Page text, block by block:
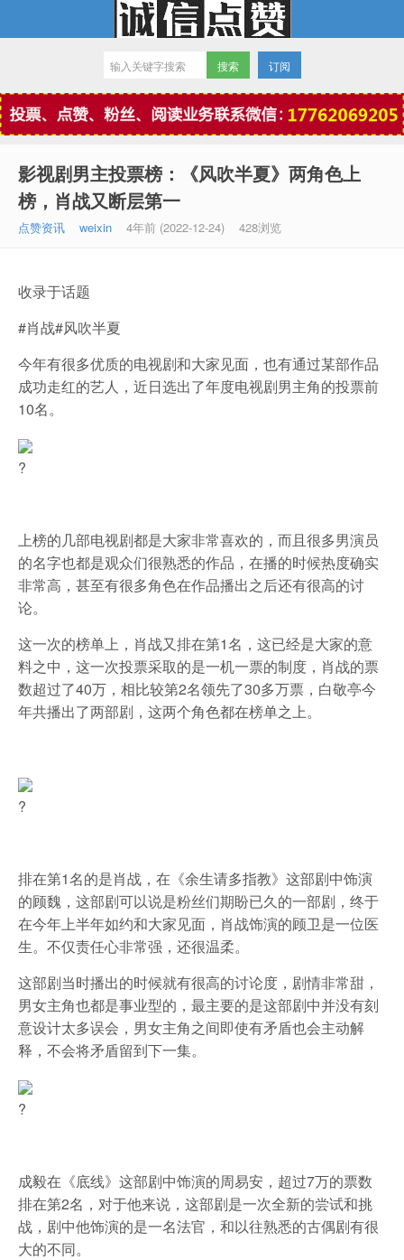
微信点赞
订阅
影视剧男主投票榜：《风吹半夏》两角色上
榜，肖战又断层第一
点赞资讯 weixin 4年前 (2022-12-24) 428浏览
收录于话题
#肖战#风吹半夏
今年有很多优质的电视剧和大家见面，也有通过某部作品
成功走红的艺人，近日选出了年度电视剧男主角的投票前
10名。
?
上榜的几部电视剧都是大家非常喜欢的，而且很多男演员
的名字也都是观众们很熟悉的作品，在播的时候热度确实
非常高，甚至有很多角色在作品播出之后还有很高的讨
论。
这一次的榜单上，肖战又排在第1名，这已经是大家的意
料之中，这一次投票采取的是一机一票的制度，肖战的票
数超过了40万，相比较第2名领先了30多万票，白敬亭今
年共播出了两部剧，这两个角色都在榜单之上。
?
排在第1名的是肖战，在《余生请多指教》这部剧中饰演
的顾魏，这部剧可以说是粉丝们期盼已久的一部剧，终于
在今年上半年如约和大家见面，肖战饰演的顾卫是一位医
生。不仅责任心非常强，还很温柔。
这部剧当时播出的时候就有很高的讨论度，剧情非常甜，
男女主角也都是事业型的，最主要的是这部剧中并没有刻
意设计太多误会，男女主角之间即使有矛盾也会主动解
释，不会将矛盾留到下一集。
?
成毅在《底线》这部剧中饰演的周易安，超过7万的票数
排在第2名，对于他来说，这部剧是一次全新的尝试和挑
战，剧中他饰演的是一名法官，和以往熟悉的古偶剧有很
大的不同。